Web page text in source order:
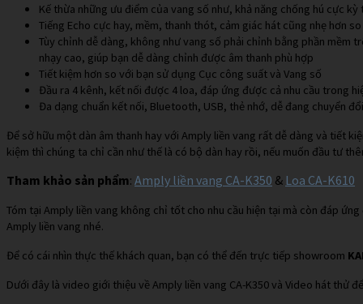
Kế thừa những ưu điểm của vang số như, khả năng chống hú cực
Tiếng Echo cực hay, mềm, thanh thót, cảm giác hát cũng nhẹ hơn
Tùy chỉnh dễ dàng, không như vang số phải chỉnh bằng phần mềm
nhạy cao, giúp bạn dễ dàng chỉnh được âm thanh phù hợp
Tiết kiệm hơn so với bạn sử dụng Cục công suất và Vang số
Đầu ra 4 kênh, kết nối được 4 loa, đáp ứng được cả nhu cầu trong
Đa dạng chuẩn kết nối, Bluetooth, USB, thẻ nhớ, dễ đang chuyển
Để sở hữu một dàn âm thanh hay với Amply liền vang rất dễ dàng và tiết
kiệm thì chúng ta chỉ cần như thế là có bộ dàn hay rồi, nếu muốn đầu tư
Tham khảo sản phẩm: Amply liền vang CA-K350 & Loa CA-K610
Tóm tại Amply liền vang không chỉ tốt cho nhu cầu hiện tại mà còn đáp
Amply liền vang nhé.
Để có cái nhìn thực thế khách quan, bạn có thể đến trực tiếp showroom
Dưới đây là video giới thiệu về Amply liền vang CA-K350 và Video hát thử